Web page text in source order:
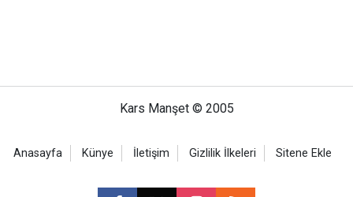
Kars Manşet © 2005
Anasayfa Künye İletişim Gizlilik İlkeleri Sitene Ekle